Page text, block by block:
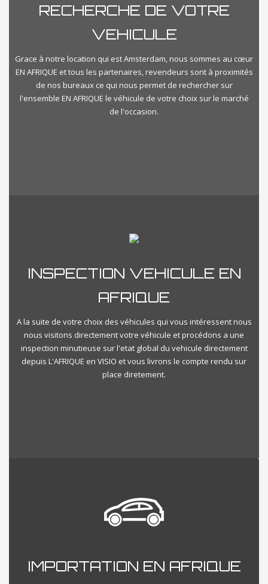
RECHERCHE DE VOTRE
VEHICULE
Grace à notre location qui est Amsterdam, nous sommes au cœur
EN AFRIQUE et tous les partenaires, revendeurs sont à proximités
de nos bureaux ce qui nous permet de rechercher sur
l'ensemble EN AFRIQUE le véhicule de votre choix sur le marché
de l'occasion.
INSPECTION VEHICULE EN
AFRIQUE
A la suite de votre choix des véhicules qui vous intéressent nous
nous visitons directement votre véhicule et procédons a une
inspection minutieuse sur l'etat global du vehicule directement
depuis L'AFRIQUE en VISIO et vous livrons le compte rendu sur
place diretement.
IMPORTATION EN AFRIQUE